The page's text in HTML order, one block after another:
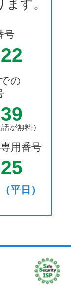
す。
号
の
が無料）
用番号
平日）